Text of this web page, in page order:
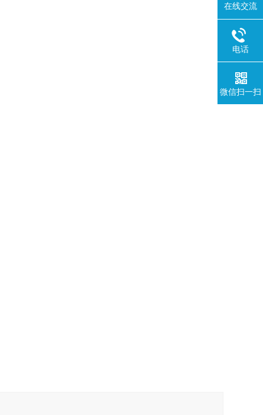
在线交流
电话
微信扫一扫